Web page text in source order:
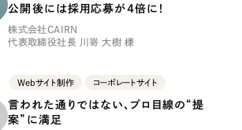
リクルーティング
・面接など各種業務代行、採用の仕組み作り支援
型のスカウト型ハイクラス人材紹介（岐阜・愛知）
ゼンDX支援
ポリシー 情報セキュリティ方針
アクセシビリティ方針
公開後には採用応募が4倍に！
株式会社CAIRN
代表取締役社長 川嵜 大樹 様
Webサイト制作 コーポレートサイト
言われた通りではない、プロ目線の“提
案”に満足